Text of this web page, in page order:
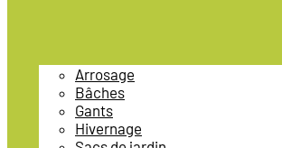
Arrosage
Bâches
Gants
Hivernage